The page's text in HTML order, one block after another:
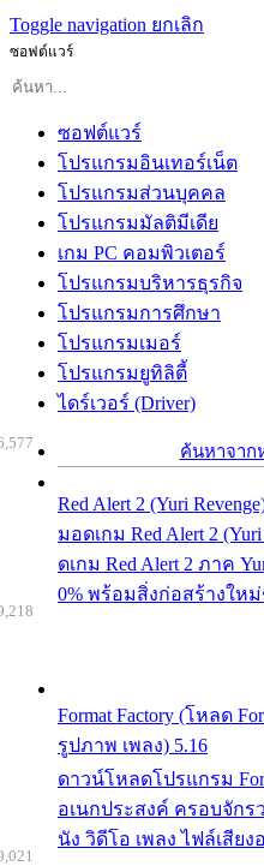
Toggle navigation ยกเลิก
ซอฟต์แวร์
ซอฟต์แวร์
โปรแกรมอินเทอร์เน็ต
โปรแกรมส่วนบุคคล
โปรแกรมมัลติมีเดีย
เกม PC คอมพิวเตอร์
โปรแกรมบริหารธุรกิจ
โปรแกรมการศึกษา
โปรแกรมเมอร์
โปรแกรมยูทิลิตี้
ไดร์เวอร์ (Driver)
ค้นหาจาก
Red Alert 2 (Yuri
มอดเกม Red Alert 2 (Yuri
ดเกม Red Alert 2 ภาค
0% พร้อมสิ่งก่อสร้างให
Format Factory (โหลด
รูปภาพ เพลง) 5.16
ดาวน์โหลดโปรแกรม
อเนกประสงค์ ครอบจัก
นัง วิดีโอ เพลง ไฟล์เสียง